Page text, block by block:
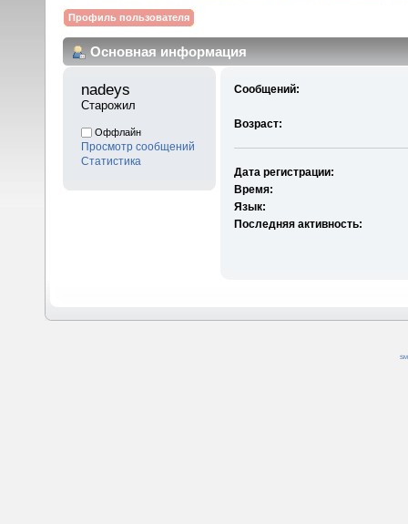
Профиль пользователя
Основная информация
nadeys
Старожил
Оффлайн
Просмотр сообщений
Статистика
Сообщений:
Возраст:
Дата регистрации:
Время:
Язык:
Последняя активность: